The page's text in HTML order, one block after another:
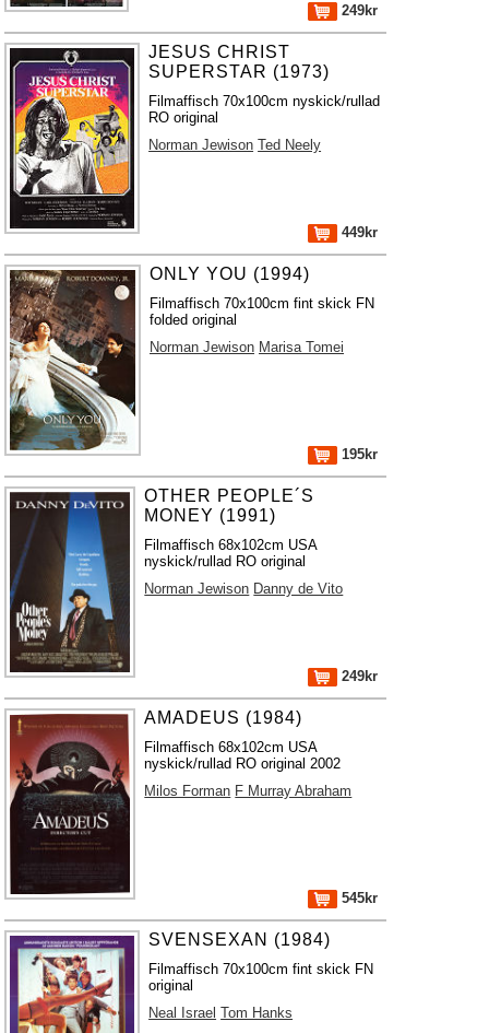
249kr
JESUS CHRIST
SUPERSTAR (1973)
Filmaffisch 70x100cm nyskick/rullad
RO original
Norman Jewison Ted Neely
449kr
ONLY YOU (1994)
Filmaffisch 70x100cm fint skick FN
folded original
Norman Jewison Marisa Tomei
195kr
OTHER PEOPLE´S
MONEY (1991)
Filmaffisch 68x102cm USA
nyskick/rullad RO original
Norman Jewison Danny de Vito
249kr
AMADEUS (1984)
Filmaffisch 68x102cm USA
nyskick/rullad RO original 2002
Milos Forman F Murray Abraham
545kr
SVENSEXAN (1984)
Filmaffisch 70x100cm fint skick FN
original
Neal Israel Tom Hanks